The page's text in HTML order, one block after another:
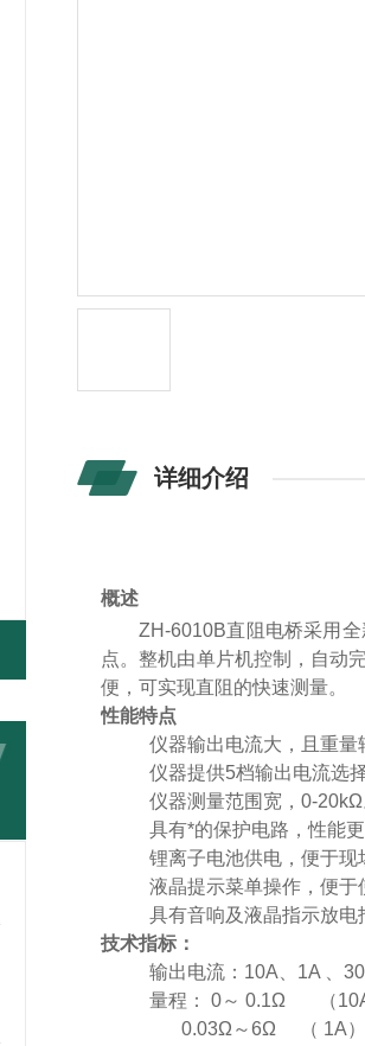
详细介绍
概述
ZH-6010B直阻电桥采用
点。整机由单片机控制，自动
便，可实现直阻的快速测量。
性能特点
1、仪器输出电流大，且重量
2、仪器提供5档输出电流选
3、仪器测量范围宽，0-20kΩ
4、具有*的保护电路，性能更
5、锂离子电池供电，便于现
6、液晶提示菜单操作，便于
7、具有音响及液晶指示放电
技术指标：
输出电流： 10A 1A 、
量程： 0～ 0.1Ω （
0.03Ω～6Ω （ 1A）